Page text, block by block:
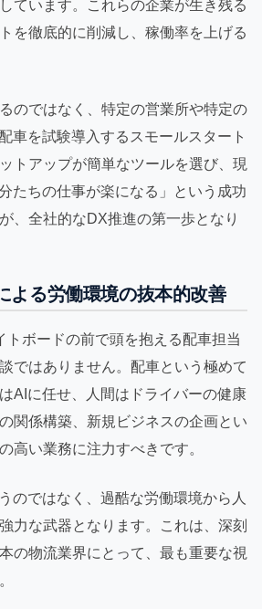
ています。これらの企業が生き残る
を徹底的に削減し、稼働率を上げる
のではなく、特定の営業所や特定の
車を試験導入するスモールスタート
トアップが簡単なツールを選び、現
たちの仕事が楽になる」という成功
、全社的なDX推進の第一歩となり
よる労働環境の抜本的改善
トボードの前で頭を抱える配車担当
ではありません。配車という極めて
AIに任せ、人間はドライバーの健康
関係構築、新規ビジネスの企画とい
高い業務に注力すべきです。
のではなく、過酷な労働環境から人
力な武器となります。これは、深刻
の物流業界にとって、最も重要な視